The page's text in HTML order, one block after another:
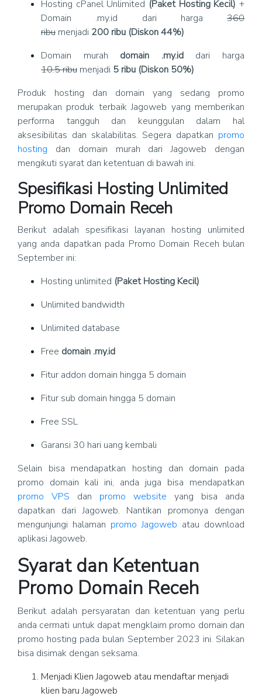
Hosting cPanel Unlimited (Paket Hosting Kecil) +
Domain .my.id dari harga 360
ribu menjadi 200 ribu (Diskon 44%)
Domain murah domain .my.iddari harga
10.5 ribu menjadi 5 ribu (Diskon 50%)
Produk hosting dan domain yang sedang promo
merupakan produk terbaik Jagoweb yang memberikan
performa tangguh dan keunggulan dalam hal
aksesibilitas dan skalabilitas. Segera dapatkan promo
hosting dan domain murah dari Jagoweb dengan
mengikuti syarat dan ketentuan di bawah ini.
Spesifikasi Hosting Unlimited
Promo Domain Receh
Berikut adalah spesifikasi layanan hosting unlimited
yang anda dapatkan pada Promo Domain Receh bulan
September ini:
Hosting unlimited (Paket Hosting Kecil)
Unlimited bandwidth
Unlimited database
Free domain .my.id
Fitur addon domain hingga 5 domain
Fitur sub domain hingga 5 domain
Free SSL
Garansi 30 hari uang kembali
Selain bisa mendapatkan hosting dan domain pada
promo domain kali ini, anda juga bisa mendapatkan
promo VPS dan promo website yang bisa anda
dapatkan dari Jagoweb. Nantikan promonya dengan
mengunjungi halaman promo Jagoweb atau download
aplikasi Jagoweb.
Syarat dan Ketentuan
Promo Domain Receh
Berikut adalah persyaratan dan ketentuan yang perlu
anda cermati untuk dapat mengklaim promo domain dan
promo hosting pada bulan September 2023 ini. Silakan
bisa disimak dengan seksama.
Menjadi Klien Jagoweb atau mendaftar menjadi
klien baru Jagoweb